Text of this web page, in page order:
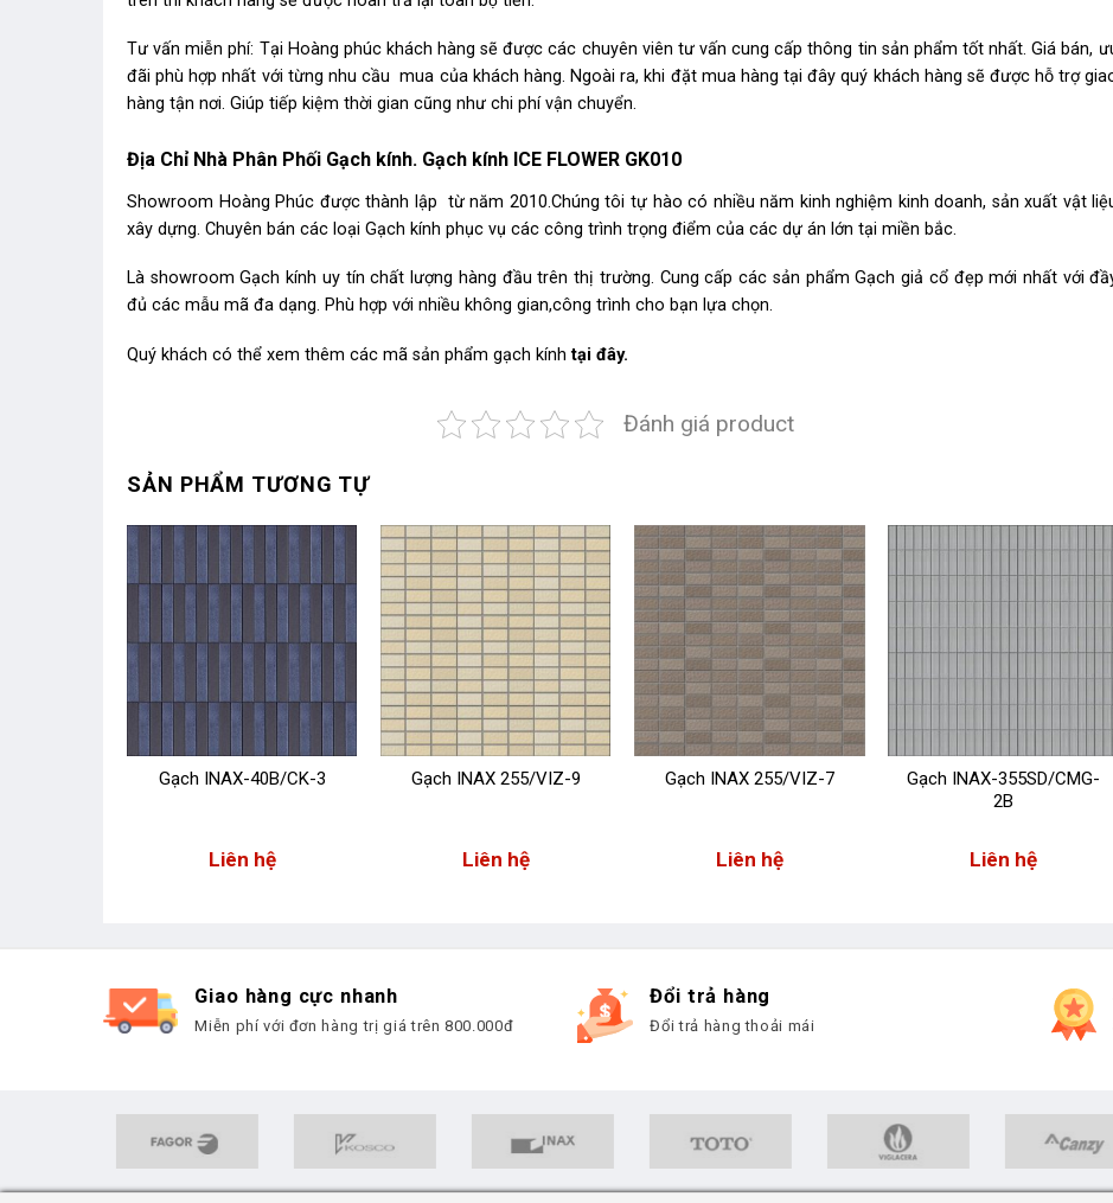
Tư vấn miễn phí: Tại Hoàng phúc khách hàng sẽ được các chuyên viên tư vấn cung cấp thông tin sản phẩm tốt nhất. Giá bán,
đãi phù hợp nhất với từng nhu cầu mua của khách hàng. Ngoài ra, khi đặt mua hàng tại đây quý khách hàng sẽ được hỗ trợ
hàng tận nơi. Giúp tiếp kiệm thời gian cũng như chi phí vận chuyển.
Địa Chỉ Nhà Phân Phối Gạch kính. Gạch kính ICE FLOWER GK010
Showroom Hoàng Phúc được thành lập từ năm 2010.Chúng tôi tự hào có nhiều năm kinh nghiệm kinh doanh, sản xuất vật
xây dựng. Chuyên bán các loại Gạch kính phục vụ các công trình trọng điểm của các dự án lớn tại miền bắc.
Là showroom Gạch kính uy tín chất lượng hàng đầu trên thị trường. Cung cấp các sản phẩm Gạch giả cổ đẹp mới nhất với
đủ các mẫu mã đa dạng. Phù hợp với nhiều không gian,công trình cho bạn lựa chọn.
Quý khách có thể xem thêm các mã sản phẩm gạch kínhtại đây.
Đánh giá product
SẢN PHẨM TƯƠNG TỰ
Gạch INAX-40B/CK-3
Liên hệ
Gạch INAX 255/VIZ-9
Liên hệ
Gạch INAX 255/VIZ-7
Liên hệ
Gạch INAX-355SD/CMG-
2B
Liên hệ
Giao hàng cực nhanh
Miễn phí với đơn hàng trị giá trên 800.000đ
Đổi trả hàng
Đổi trả hàng thoải mái